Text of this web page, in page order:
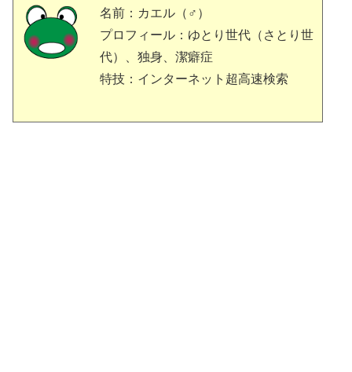
名前：カエル（♂）
プロフィール：ゆとり世代（さとり世
代）、独身、潔癖症
特技：インターネット超高速検索